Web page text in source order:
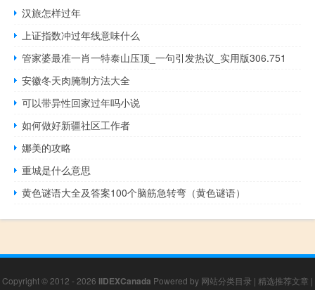
汉旅怎样过年
上证指数冲过年线意味什么
管家婆最准一肖一特泰山压顶_一句引发热议_实用版306.751
安徽冬天肉腌制方法大全
可以带异性回家过年吗小说
如何做好新疆社区工作者
娜美的攻略
重城是什么意思
黄色谜语大全及答案100个脑筋急转弯（黄色谜语）
Copyright © 2012 - 2026 IIDEXCanada Powered by 网站分类目录 | 精选推荐文章 |